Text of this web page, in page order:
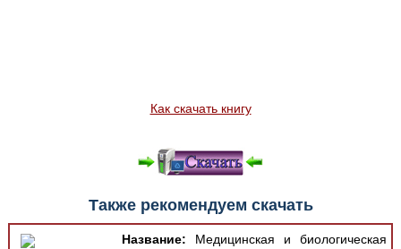
Как скачать книгу
Также рекомендуем скачать
Название: Медицинская и биологическая